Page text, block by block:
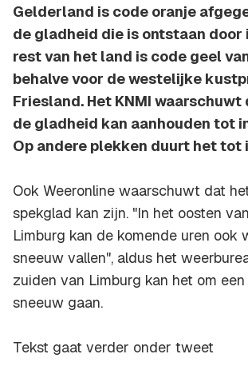
Gelderland is code oranje
de gladheid die is ontstaan door
rest van het land is code geel
behalve voor de westelijke
Friesland. Het KNMI waarschuwt
de gladheid kan aanhouden tot
Op andere plekken duurt het tot
Ook Weeronline waarschuwt dat
spekglad kan zijn. "In het oosten
Limburg kan de komende uren ook
sneeuw vallen", aldus het
zuiden van Limburg kan het om
sneeuw gaan.
Tekst gaat verder onder tweet